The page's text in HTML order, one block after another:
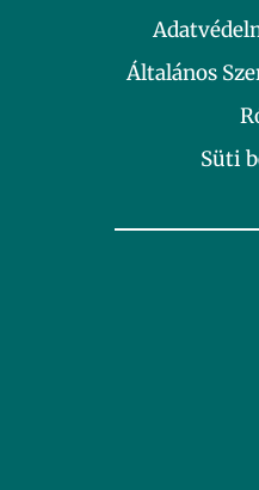
Általános
Süti